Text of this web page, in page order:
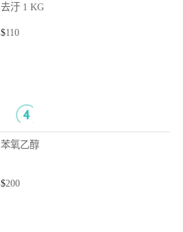
去汙 1 KG
$110
苯氧乙醇
$200